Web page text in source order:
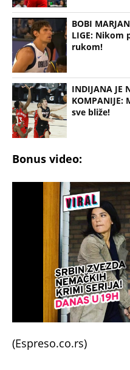
BOBI
LIGE: Nikom
rukom!
INDIJANA JE
sve bliže!
Bonus video:
(Espreso.co.rs)